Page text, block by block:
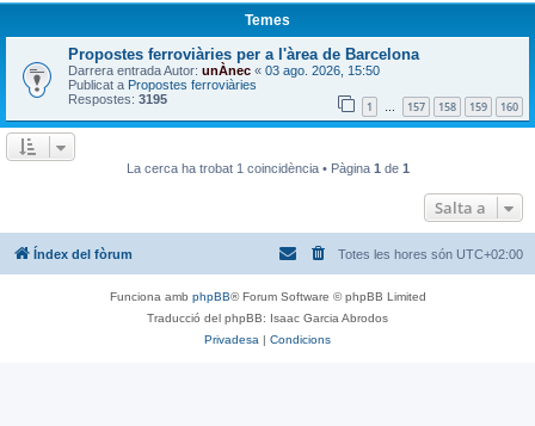
Temes
Propostes ferroviàries per a l'àrea de Barcelona
Darrera entrada Autor: unÀnec « 03 ago. 2026, 15:50
Publicat a Propostes ferroviàries
Respostes: 3195 1 … 157 158 159 160
La cerca ha trobat 1 coincidència • Pàgina 1 de 1
Salta a
Índex del fòrum Totes les hores són UTC+02:00
Funciona amb phpBB® Forum Software © phpBB Limited
Traducció del phpBB: Isaac Garcia Abrodos
Privadesa | Condicions